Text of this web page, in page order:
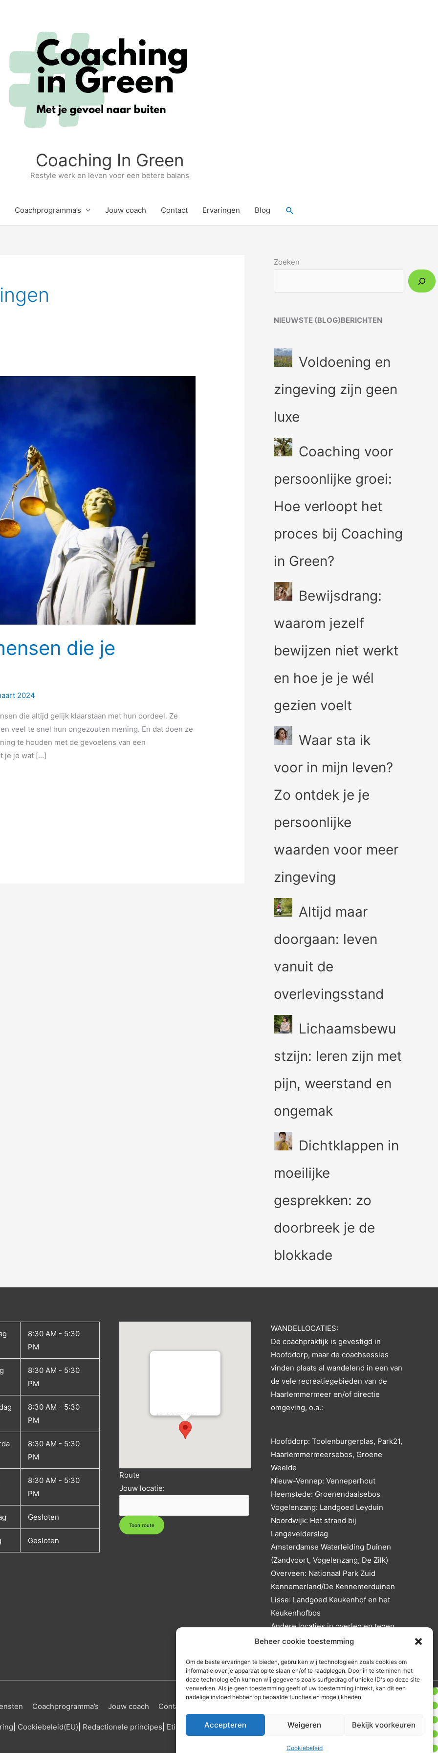
Beheer cookie toestemming
Om de beste ervaringen te bieden, gebruiken wij technologieën zoals cookies om
informatie over je apparaat op te slaan en/of te raadplegen. Door in te stemmen met
deze technologieën kunnen wij gegevens zoals surfgedrag of unieke ID's op deze site
verwerken. Als je geen toestemming geeft of uw toestemming intrekt, kan dit een
nadelige invloed hebben op bepaalde functies en mogelijkheden.
Accepteren Weigeren Bekijk voorkeuren
Cookiebeleid
Coaching In Green
Restyle werk en leven voor een betere balans
Coachprogramma’s Jouw coach Contact Ervaringen Blog Zoeken
die je
2024
die altijd gelijk klaarstaan met hun oordeel. Ze
veel te snel hun ongezouten mening. En dat doen ze
te houden met de gevoelens van een
je je wat […]
Zoeken
NIEUWSTE (BLOG)BERICHTEN
Voldoening en
zingeving zijn geen
luxe
Coaching voor
persoonlijke groei:
Hoe verloopt het
proces bij Coaching
in Green?
Bewijsdrang:
waarom jezelf
bewijzen niet werkt
en hoe je je wél
gezien voelt
Waar sta ik
voor in mijn leven?
Zo ontdek je je
persoonlijke
waarden voor meer
zingeving
Altijd maar
doorgaan: leven
vanuit de
overlevingsstand
Lichaamsbewu
stzijn: leren zijn met
pijn, weerstand en
ongemak
Dichtklappen in
moeilijke
gesprekken: zo
doorbreek je de
blokkade
8:30 AM - 5:30
PM
8:30 AM - 5:30
PM
8:30 AM - 5:30
PM
8:30 AM - 5:30
PM
8:30 AM - 5:30
PM
Gesloten
Gesloten
+31620554887
info@coachingingreen.nl
Route
Jouw locatie:
WANDELLOCATIES:
De coachpraktijk is gevestigd in
Hoofddorp, maar de coachsessies
vinden plaats al wandelend in een van
de vele recreatiegebieden van de
Haarlemmermeer en/of directie
omgeving, o.a.:
Hoofddorp: Toolenburgerplas, Park21,
Haarlemmermeersebos, Groene
Weelde
Nieuw-Vennep: Venneperhout
Heemstede: Groenendaalsebos
Vogelenzang: Landgoed Leyduin
Noordwijk: Het strand bij
Langevelderslag
Amsterdamse Waterleiding Duinen
(Zandvoort, Vogelenzang, De Zilk)
Overveen: Nationaal Park Zuid
Kennemerland/De Kennemerduinen
Lisse: Landgoed Keukenhof en het
Keukenhofbos
Andere locaties in overleg en tegen
reistijd- en reiskostenvergoeding.
Coachprogramma’s Jouw coach Contact
Cookiebeleid(EU) Redactionele principes Etisch beleid|Correctiebeleid